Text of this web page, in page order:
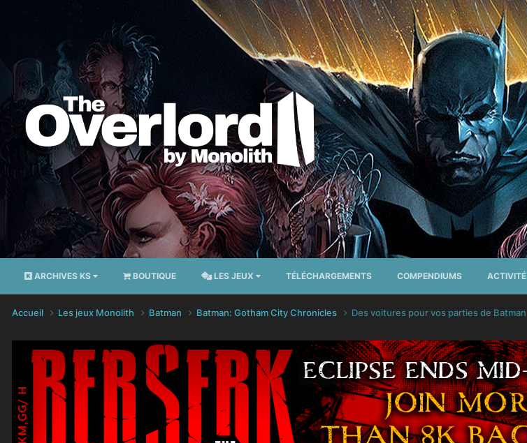
ARCHIVES KS BOUTIQUE LES JEUX TÉLÉCHARGEMENTS COMPENDIUMS ACTIVITÉ
Accueil Les jeux Monolith Batman Batman: Gotham City Chronicles Des voitures pour vos parties de Batman